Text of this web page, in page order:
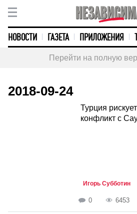
НОВОСТИ ГАЗЕТА ПРИЛОЖЕНИЯ
Перейти на полную
2018-09-24
Турция
конфликт с
Игорь Субботин
0 6453